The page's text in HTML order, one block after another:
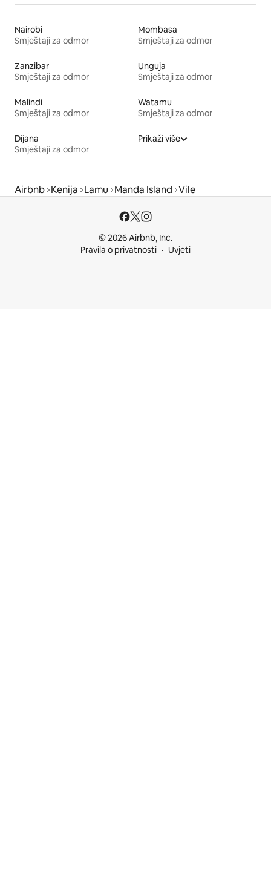
Nairobi
Smještaji za odmor
Mombasa
Smještaji za odmor
Zanzibar
Smještaji za odmor
Unguja
Smještaji za odmor
Malindi
Smještaji za odmor
Watamu
Smještaji za odmor
Dijana
Smještaji za odmor
Prikaži više
Airbnb Kenija Lamu Manda Island Vile
© 2026 Airbnb, Inc.
Pravila o privatnosti
Uvjeti